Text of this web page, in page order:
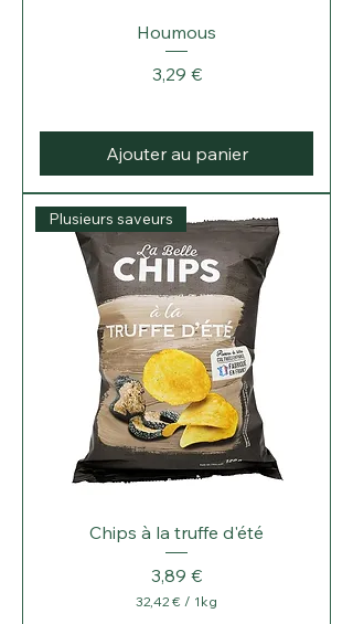
Houmous
Prix
3,29 €
Ajouter au panier
Plusieurs saveurs
Chips à la truffe d'été
Prix
3,89 €
32,42 € / 1kg